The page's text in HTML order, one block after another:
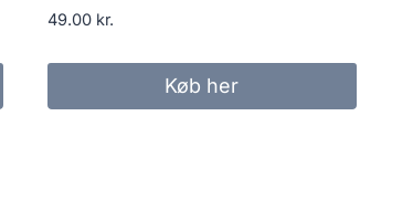
49.00 kr.
Køb her